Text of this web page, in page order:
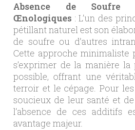
Absence de Soufre
Œnologiques: L’un des
pétillant naturel est son
de soufre ou d’autres
Cette approche minimaliste
s’exprimer de la manière
possible, offrant une
terroir et le cépage. Pour
soucieux de leur santé et de
l’absence de ces additifs
avantage majeur.